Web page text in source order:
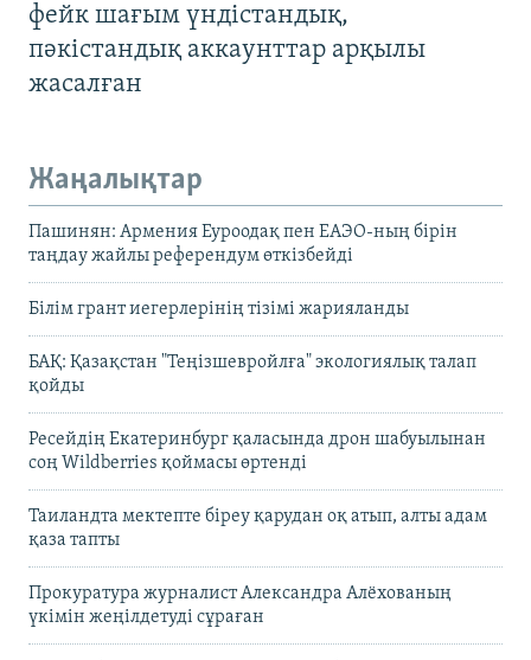
фейк шағым үндістандық,
пәкістандық аккаунттар арқылы
жасалған
Жаңалықтар
Пашинян: Армения Еуроодақ пен ЕАЭО-ның бірін
таңдау жайлы референдум өткізбейді
Білім грант иегерлерінің тізімі жарияланды
БАҚ: Қазақстан "Теңізшевройлға" экологиялық талап
қойды
Ресейдің Екатеринбург қаласында дрон шабуылынан
соң Wildberries қоймасы өртенді
Таиландта мектепте біреу қарудан оқ атып, алты адам
қаза тапты
Прокуратура журналист Александра Алёхованың
үкімін жеңілдетуді сұраған